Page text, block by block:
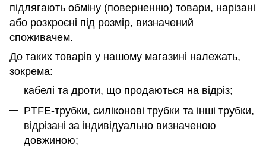
підлягають обміну (поверненню) товари, нарізані
або розкроєні під розмір, визначений
споживачем.
До таких товарів у нашому магазині належать,
зокрема:
кабелі та дроти, що продаються на відріз;
PTFE-трубки, силіконові трубки та інші трубки,
відрізані за індивідуально визначеною
довжиною;